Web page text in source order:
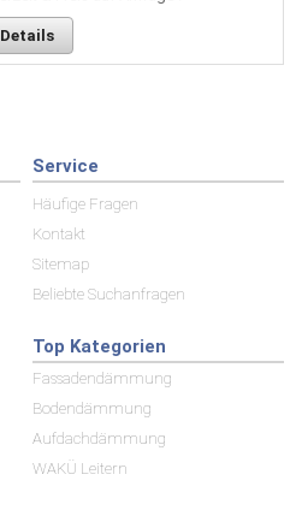
Details
Service
Häufige Fragen
Kontakt
Sitemap
Beliebte Suchanfragen
Top Kategorien
Fassadendämmung
Bodendämmung
Aufdachdämmung
WAKÜ Leitern